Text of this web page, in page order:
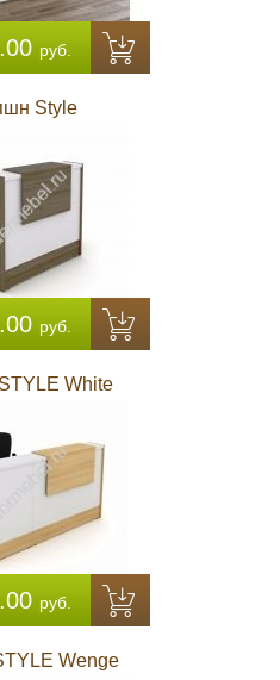
руб.
Style
руб.
White
руб.
Wenge